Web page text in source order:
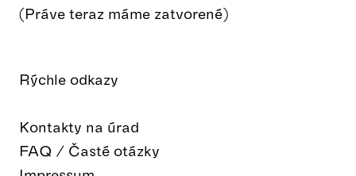
Rýchle odkazy
Kontakty na úrad
FAQ / Časté otázky
(Práve teraz máme zatvorené)